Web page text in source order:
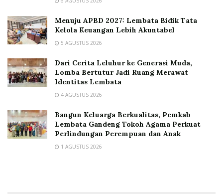
Menuju APBD 2027: Lembata Bidik Tata
Kelola Keuangan Lebih Akuntabel
5 AGUSTUS 2026
Dari Cerita Leluhur ke Generasi Muda,
Lomba Bertutur Jadi Ruang Merawat
Identitas Lembata
4 AGUSTUS 2026
Bangun Keluarga Berkualitas, Pemkab
Lembata Gandeng Tokoh Agama Perkuat
Perlindungan Perempuan dan Anak
1 AGUSTUS 2026